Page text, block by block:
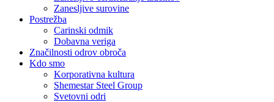
Zanesljive surovine
Postrežba
Carinski odmik
Dobavna veriga
Značilnosti odrov obroča
Kdo smo
Korporativna kultura
Shemestar Steel Group
Svetovni odri